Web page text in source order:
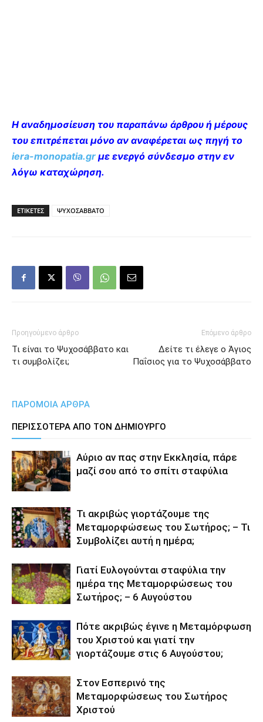
H αναδημοσίευση του παραπάνω άρθρου ή μέρους
του επιτρέπεται μόνο αν αναφέρεται ως πηγή το
iera-monopatia.gr με ενεργό σύνδεσμο στην εν
λόγω καταχώρηση.
ΕΤΙΚΕΤΕΣ ΨΥΧΟΣΑΒΒΑΤΟ
Προηγούμενο άρθρο
Τι είναι το Ψυχοσάββατο και
τι συμβολίζει;
Επόμενο άρθρο
Δείτε τι έλεγε ο Άγιος
Παΐσιος για το Ψυχοσάββατο
ΠΑΡΟΜΟΙΑ ΑΡΘΡΑ
ΠΕΡΙΣΣΟΤΕΡΑ ΑΠΟ ΤΟΝ ΔΗΜΙΟΥΡΓΟ
Αύριο αν πας στην Εκκλησία, πάρε
μαζί σου από το σπίτι σταφύλια
Τι ακριβώς γιορτάζουμε της
Μεταμορφώσεως του Σωτήρος; – Τι
Συμβολίζει αυτή η ημέρα;
Γιατί Ευλογούνται σταφύλια την
ημέρα της Μεταμορφώσεως του
Σωτήρος; – 6 Αυγούστου
Πότε ακριβώς έγινε η Μεταμόρφωση
του Χριστού και γιατί την
γιορτάζουμε στις 6 Αυγούστου;
Στον Εσπερινό της
Μεταμορφώσεως του Σωτήρος
Χριστού